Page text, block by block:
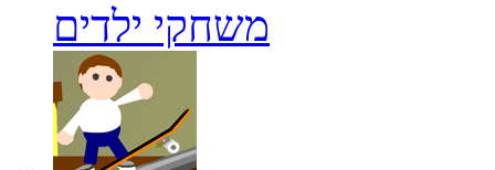
משחקי ילדים